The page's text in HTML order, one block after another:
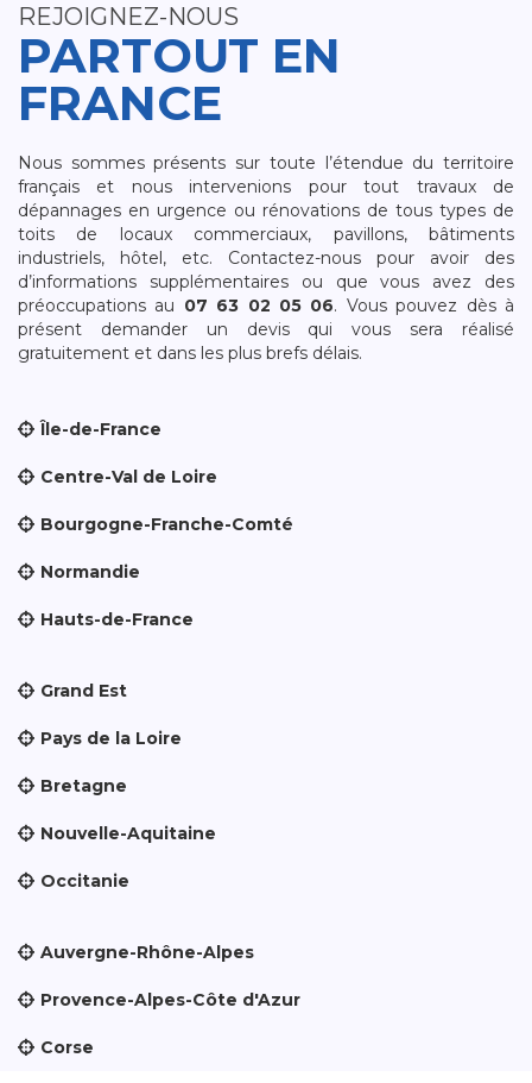
REJOIGNEZ-NOUS
PARTOUT EN
FRANCE
Nous sommes présents sur toute l’étendue du territoire
français et nous intervenions pour tout travaux de
dépannages en urgence ou rénovations de tous types de
toits de locaux commerciaux, pavillons, bâtiments
industriels, hôtel, etc. Contactez-nous pour avoir des
d’informations supplémentaires ou que vous avez des
préoccupations au 07 63 02 05 06. Vous pouvez dès à
présent demander un devis qui vous sera réalisé
gratuitement et dans les plus brefs délais.
Île-de-France
Centre-Val de Loire
Bourgogne-Franche-Comté
Normandie
Hauts-de-France
Grand Est
Pays de la Loire
Bretagne
Nouvelle-Aquitaine
Occitanie
Auvergne-Rhône-Alpes
Provence-Alpes-Côte d'Azur
Corse